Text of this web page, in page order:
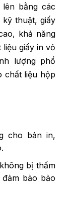
bằng các
thuật, giấy
khả năng
giấy in vỏ
lượng phổ
chất liệu hộp
cho bản in,
bị thấm
bảo bảo